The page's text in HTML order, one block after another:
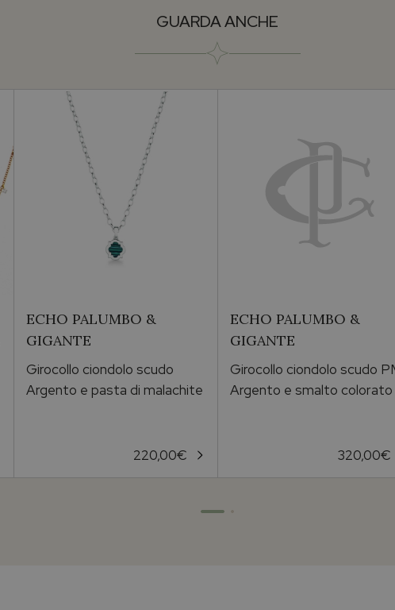
GUARDA ANCHE
ECHO PALUMBO &
GIGANTE
Girocollo ciondolo scudo
Argento e pasta di malachite
220,00€
ECHO PALUMBO &
GIGANTE
Girocollo ciondolo scudo
Argento e smalto colorato
320,00€